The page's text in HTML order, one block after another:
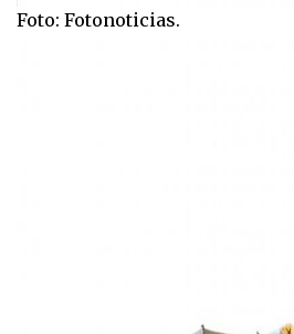
Foto: Fotonoticias.